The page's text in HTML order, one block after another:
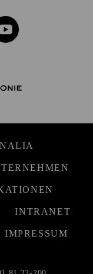
INTRANET
IMPRESSUM